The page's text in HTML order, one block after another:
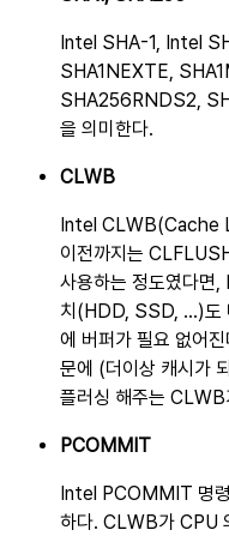
Intel SHA-1, Intel
SHA1NEXTE,
SHA256RNDS2,
을 의미한다.
CLWB
Intel CLWB(Cache
이전까지는
사용하는 정도였다면
치(HDD, SSD, ...)도
에 버퍼가 필요 없어
문에 (더이상 캐시가
플러싱 해주는 CLWB
PCOMMIT
Intel PCOMMIT 명
하다. CLWB가 CPU